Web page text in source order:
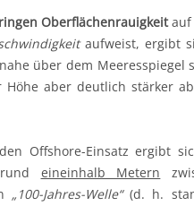
Oberflächenrauigkeitauf
aufweist, ergibt
über dem Meeresspiegel
aber deutlich stärker
Offshore-Einsatz ergibt
eineinhalb Metern
„100-Jahres-Welle“(d. h.